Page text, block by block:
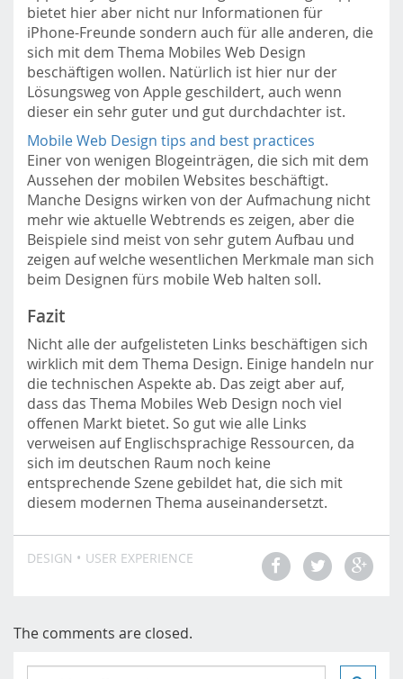
bietet hier aber nicht nur Informationen für
iPhone-Freunde sondern auch für alle anderen, die
sich mit dem Thema Mobiles Web Design
beschäftigen wollen. Natürlich ist hier nur der
Lösungsweg von Apple geschildert, auch wenn
dieser ein sehr guter und gut durchdachter ist.
Mobile Web Design tips and best practices
Einer von wenigen Blogeinträgen, die sich mit dem
Aussehen der mobilen Websites beschäftigt.
Manche Designs wirken von der Aufmachung nicht
mehr wie aktuelle Webtrends es zeigen, aber die
Beispiele sind meist von sehr gutem Aufbau und
zeigen auf welche wesentlichen Merkmale man sich
beim Designen fürs mobile Web halten soll.
Fazit
Nicht alle der aufgelisteten Links beschäftigen sich
wirklich mit dem Thema Design. Einige handeln nur
die technischen Aspekte ab. Das zeigt aber auf,
dass das Thema Mobiles Web Design noch viel
offenen Markt bietet. So gut wie alle Links
verweisen auf Englischsprachige Ressourcen, da
sich im deutschen Raum noch keine
entsprechende Szene gebildet hat, die sich mit
diesem modernen Thema auseinandersetzt.
DESIGN USER EXPERIENCE
The comments are closed.